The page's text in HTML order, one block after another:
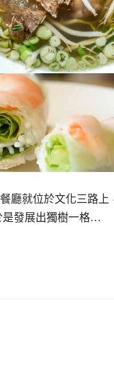
廳就位於文化三路
是發展出獨樹一格…